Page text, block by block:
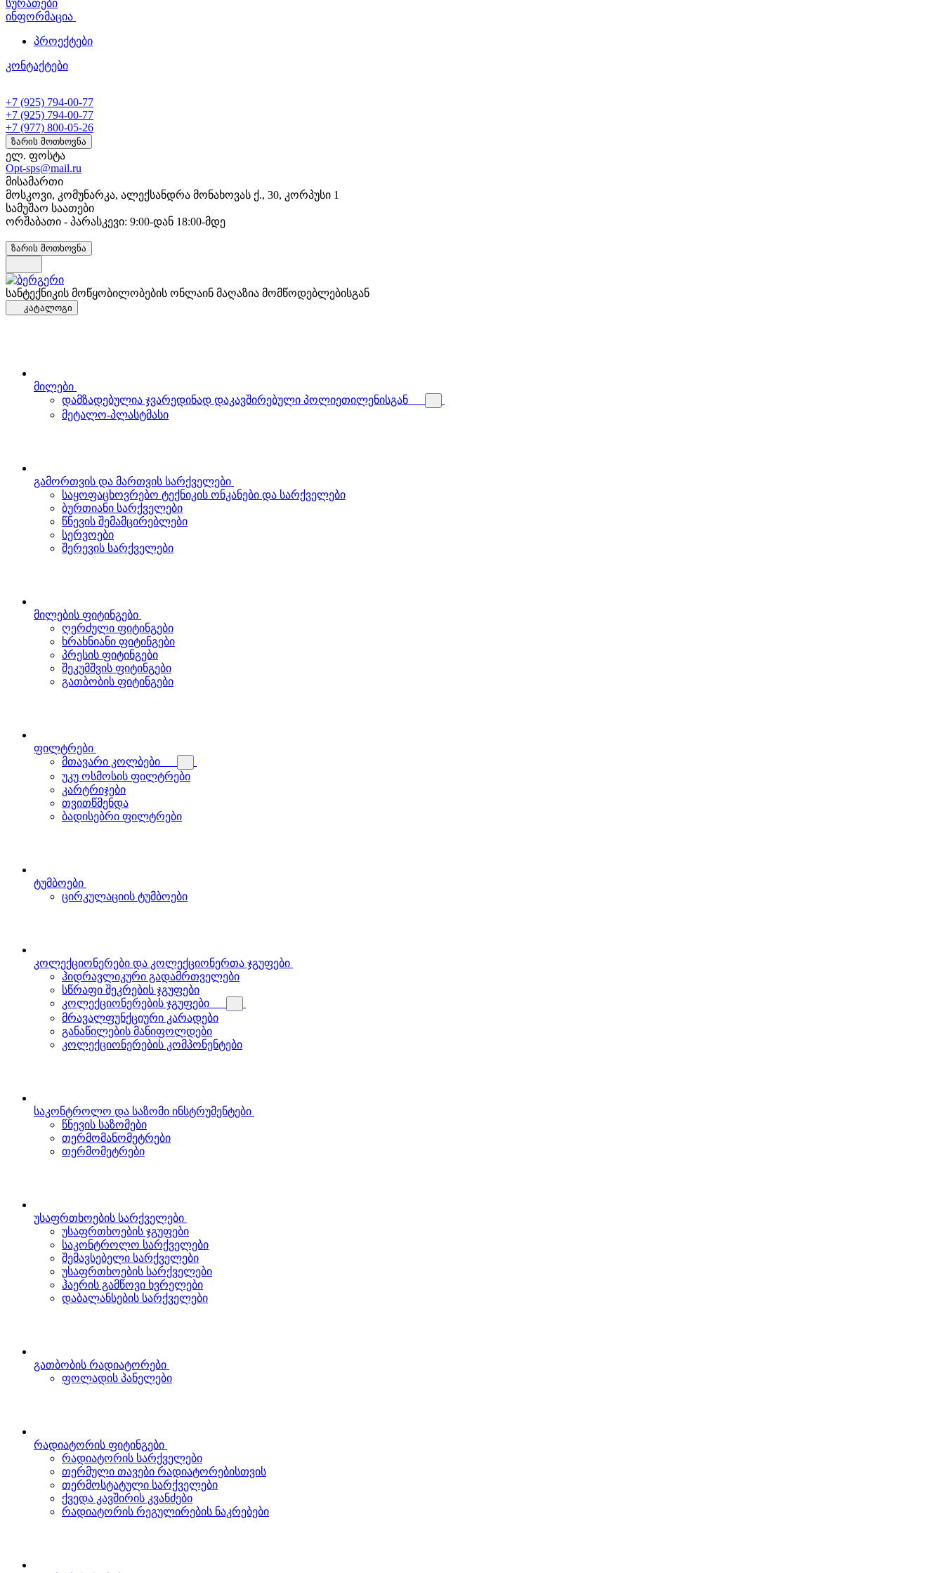
სურათები
ინფორმაცია
პროექტები
კონტაქტები
+7 (925) 794-00-77
+7 (925) 794-00-77
+7 (977) 800-05-26
ზარის მოთხოვნა
ელ. ფოსტა
Opt-sps@mail.ru
მისამართი
მოსკოვი, კომუნარკა, ალექსანდრა მონახოვას ქ., 30, კორპუსი 1
სამუშაო საათები
ორშაბათი - პარასკევი: 9:00-დან 18:00-მდე
ზარის მოთხოვნა
სანტექნიკის მოწყობილობების ონლაინ მაღაზია მომწოდებლებისგან
კატალოგი
მილები
დამზადებულია ჯვარედინად დაკავშირებული პოლიეთილენისგან
მეტალო-პლასტმასი
გამორთვის და მართვის სარქველები
საყოფაცხოვრებო ტექნიკის ონკანები და სარქველები
ბურთიანი სარქველები
წნევის შემამცირებლები
სერვოები
შერევის სარქველები
მილების ფიტინგები
ღერძული ფიტინგები
ხრახნიანი ფიტინგები
პრესის ფიტინგები
შეკუმშვის ფიტინგები
გათბობის ფიტინგები
ფილტრები
მთავარი კოლბები
უკუ ოსმოსის ფილტრები
კარტრიჯები
თვითწმენდა
ბადისებრი ფილტრები
ტუმბოები
ცირკულაციის ტუმბოები
კოლექციონერები და კოლექციონერთა ჯგუფები
ჰიდრავლიკური გადამრთველები
სწრაფი შეკრების ჯგუფები
კოლექციონერების ჯგუფები
მრავალფუნქციური კარადები
განაწილების მანიფოლდები
კოლექციონერების კომპონენტები
საკონტროლო და საზომი ინსტრუმენტები
წნევის საზომები
თერმომანომეტრები
თერმომეტრები
უსაფრთხოების სარქველები
უსაფრთხოების ჯგუფები
საკონტროლო სარქველები
შემავსებელი სარქველები
უსაფრთხოების სარქველები
ჰაერის გამწოვი ხვრელები
დაბალანსების სარქველები
გათბობის რადიატორები
ფოლადის პანელები
რადიატორის ფიტინგები
რადიატორის სარქველები
თერმული თავები რადიატორებისთვის
თერმოსტატული სარქველები
ქვედა კავშირის კვანძები
რადიატორის რეგულირების ნაკრებები